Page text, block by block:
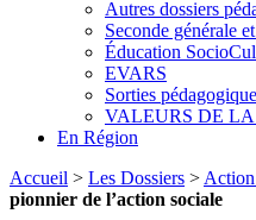
Autres dossiers
Seconde générale
Éducation
EVARS
Sorties
VALEURS DE
En Région
Accueil > Les Dossiers >
pionnier de l’action sociale